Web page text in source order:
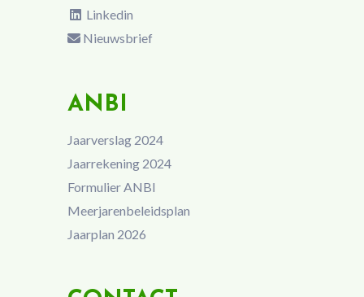
Linkedin
Nieuwsbrief
ANBI
Jaarverslag 2024
Jaarrekening 2024
Formulier ANBI
Meerjarenbeleidsplan
Jaarplan 2026